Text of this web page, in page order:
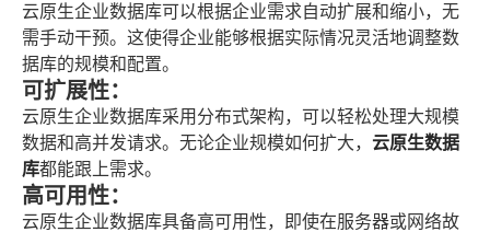
云原生企业数据库可以根据企业需求自动扩展和缩小，无
需手动干预。这使得企业能够根据实际情况灵活地调整数
据库的规模和配置。
可扩展性：
云原生企业数据库采用分布式架构，可以轻松处理大规模
数据和高并发请求。无论企业规模如何扩大， 云原生数据
库都能跟上需求。
高可用性：
云原生企业数据库具备高可用性，即使在服务器或网络故